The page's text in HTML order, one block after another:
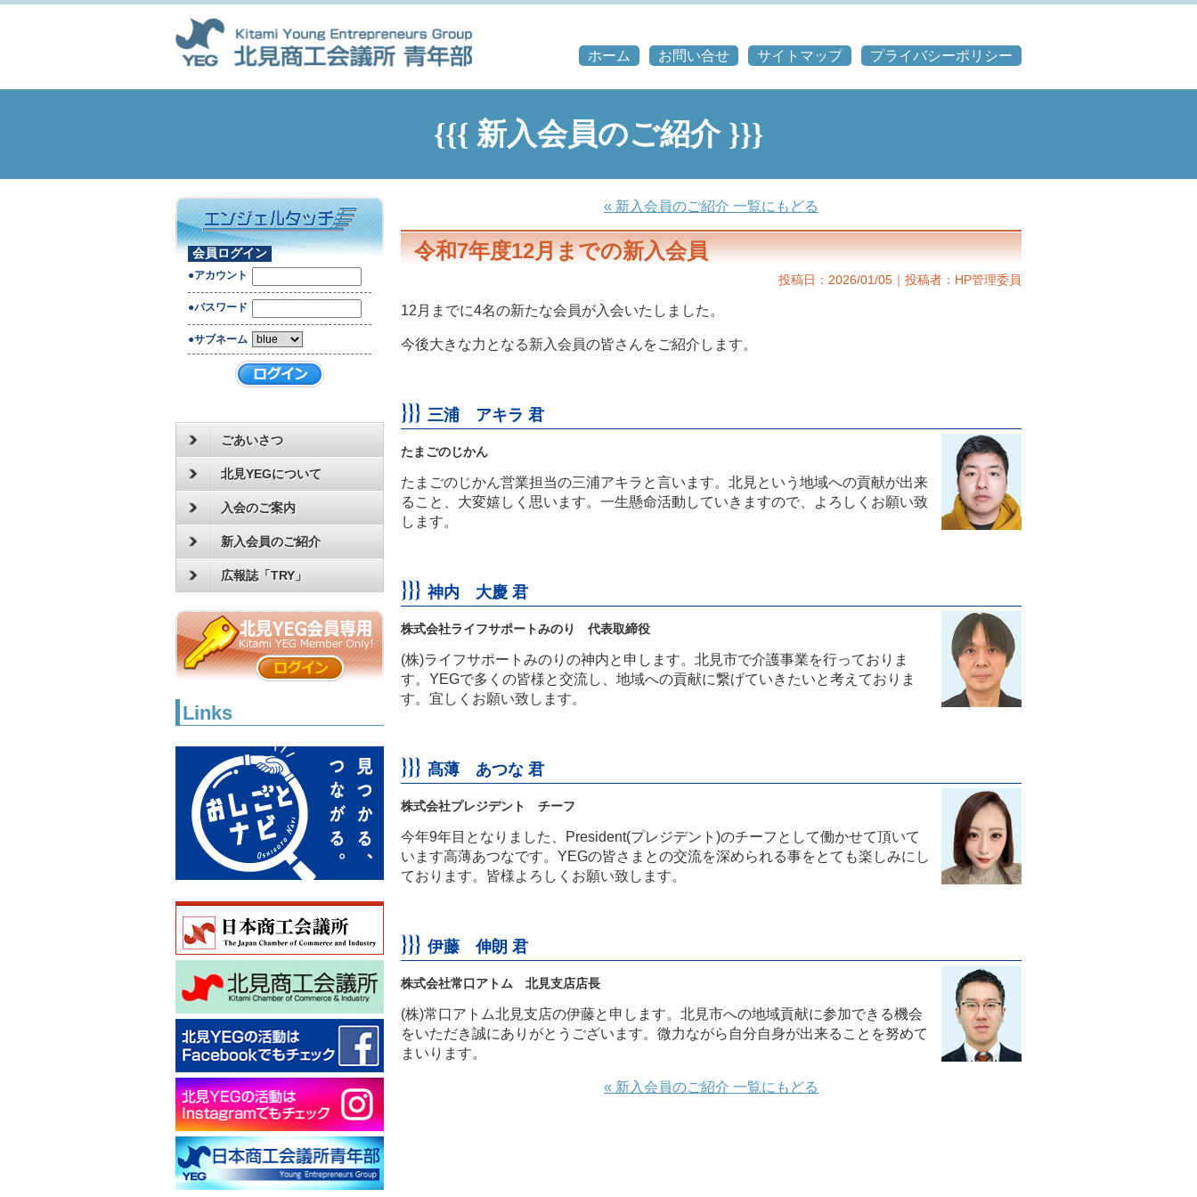
ホーム お問い合せ サイトマップ プライバシーポリシー
{{{ 新入会員のご紹介 }}}
« 新入会員のご紹介 一覧にもどる
令和7年度12月までの新入会員
投稿日：2026/01/05｜投稿者：HP管理委員
12月までに4名の新たな会員が入会いたしました。
今後大きな力となる新入会員の皆さんをご紹介します。
三浦 アキラ 君
たまごのじかん
たまごのじかん営業担当の三浦アキラと言います。北見という地域への貢献が出来
ること、大変嬉しく思います。一生懸命活動していきますので、よろしくお願い致
します。
神内 大慶 君
株式会社ライフサポートみのり 代表取締役
(株)ライフサポートみのりの神内と申します。北見市で介護事業を行っておりま
す。YEGで多くの皆様と交流し、地域への貢献に繋げていきたいと考えておりま
す。宜しくお願い致します。
髙薄 あつな 君
株式会社プレジデント チーフ
今年9年目となりました、President(プレジデント)のチーフとして働かせて頂いて
います高薄あつなです。YEGの皆さまとの交流を深められる事をとても楽しみにし
ております。皆様よろしくお願い致します。
伊藤 伸朗 君
株式会社常口アトム 北見支店店長
(株)常口アトム北見支店の伊藤と申します。北見市への地域貢献に参加できる機会
をいただき誠にありがとうございます。微力ながら自分自身が出来ることを努めて
まいります。
« 新入会員のご紹介 一覧にもどる
会員ログイン
●アカウント
●パスワード
●サブネーム
ごあいさつ
北見YEGについて
入会のご案内
新入会員のご紹介
広報誌「TRY」
Links